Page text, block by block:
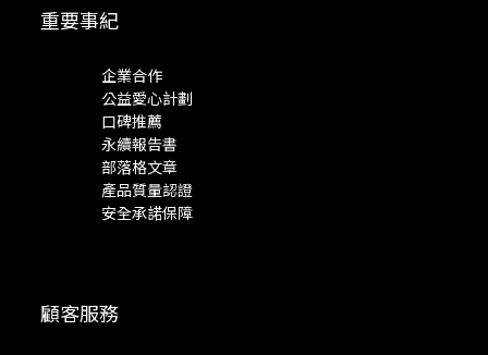
重要事紀
企業合作
公益愛心計劃
口碑推薦
永續報告書
部落格文章
產品質量認證
安全承諾保障
顧客服務